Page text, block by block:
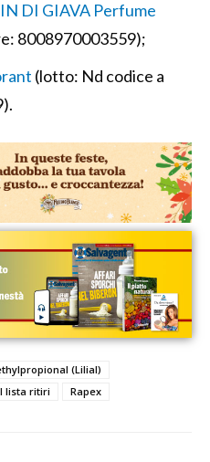
DI GIAVA Perfume
8008970003559);
(lotto: Nd codice a
(Lilial)
lista ritiri Rapex